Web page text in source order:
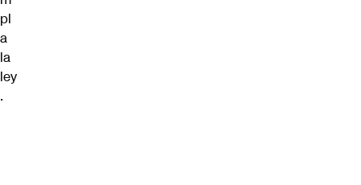
pl
a
la
ley
.